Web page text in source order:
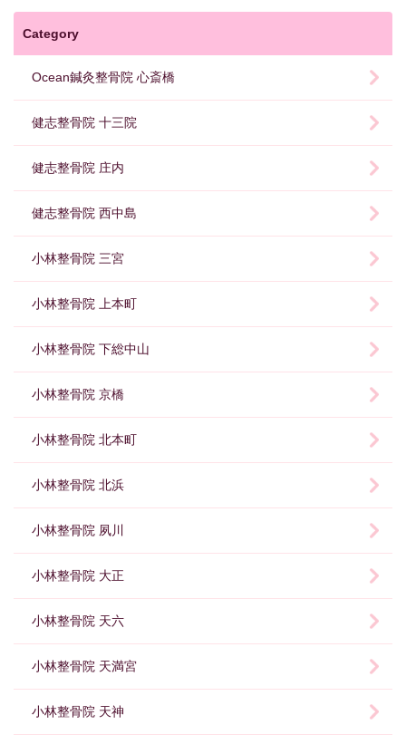
Category
Ocean鍼灸整骨院 心斎橋
健志整骨院 十三院
健志整骨院 庄内
健志整骨院 西中島
小林整骨院 三宮
小林整骨院 上本町
小林整骨院 下総中山
小林整骨院 京橋
小林整骨院 北本町
小林整骨院 北浜
小林整骨院 夙川
小林整骨院 大正
小林整骨院 天六
小林整骨院 天満宮
小林整骨院 天神